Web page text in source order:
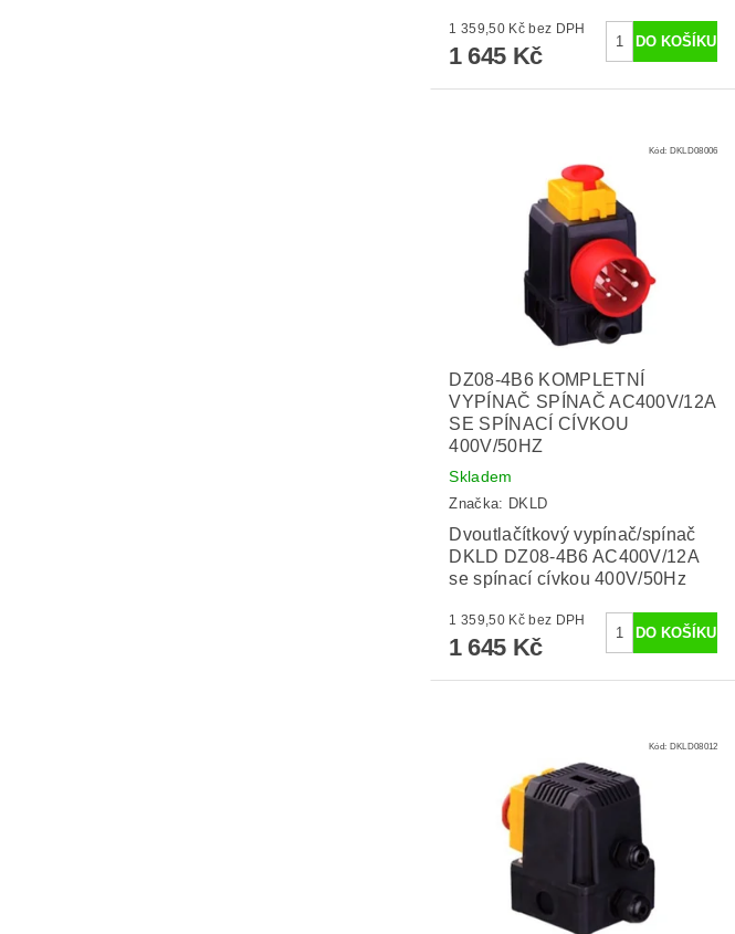
1 359,50 Kč bez DPH
1 645 Kč
Kód: DKLD08006
DZ08-4B6 KOMPLETNÍ
VYPÍNAČ SPÍNAČ AC400V/12A
SE SPÍNACÍ CÍVKOU
400V/50HZ
Skladem
Značka: DKLD
Dvoutlačítkový vypínač/spínač
DKLD DZ08-4B6 AC400V/12A
se spínací cívkou 400V/50Hz
1 359,50 Kč bez DPH
1 645 Kč
Kód: DKLD08012